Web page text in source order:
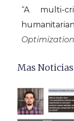
“A multi-
Optimization
Mas Noticias